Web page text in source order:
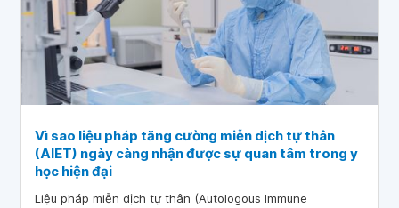
Vì sao liệu pháp tăng cường miễn dịch tự thân
(AIET) ngày càng nhận được sự quan tâm trong y
học hiện đại
Liệu pháp miễn dịch tự thân (Autologous Immune